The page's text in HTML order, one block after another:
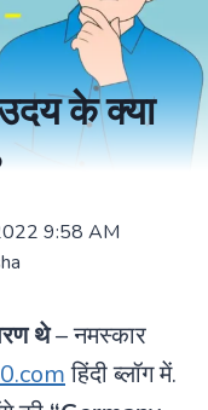
के क्या
9:58 AM
थे– नमस्कार
हिंदी ब्लॉग में.